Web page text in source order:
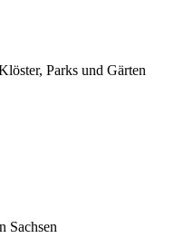
Parks und Gärten
Sachsen